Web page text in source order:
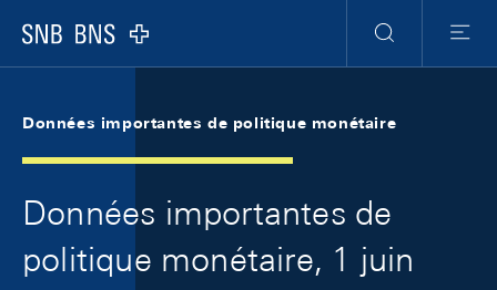
Logo
RechercheMenu
Données importantes de politique monétaire
Données importantes de
politique monétaire, 1 juin